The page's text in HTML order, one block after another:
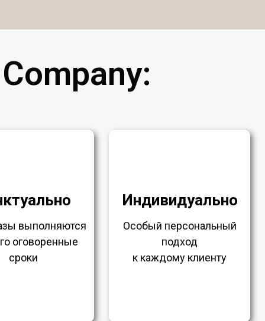
выполняются
оговоренные
сроки
Индивидуально
Особый персональный
подход
к каждому клиенту